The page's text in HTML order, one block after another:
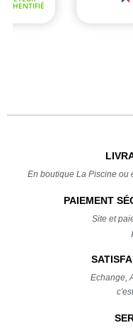
En boutique La Piscine ou
PAIEMENT
Site et
Echange,